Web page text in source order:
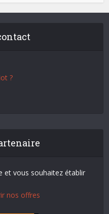
?
et vous souhaitez établir
nos offres